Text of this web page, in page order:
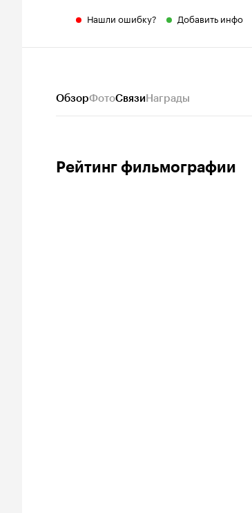
Нашли ошибку? Добавить инфо
ОбзорФотоСвязиНаграды
Рейтинг фильмографии